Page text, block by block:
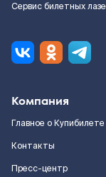
Сервис билетных
Компания
Главное о Купибилете
Контакты
Пресс-центр